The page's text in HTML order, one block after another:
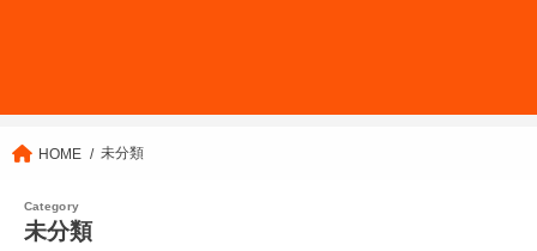
HOME 未分類
未分類